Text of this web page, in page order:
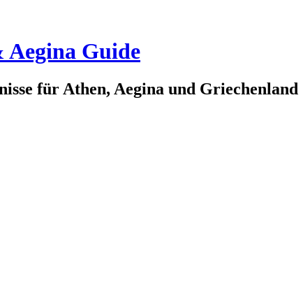
Guide
für Athen, Aegina und Griechenland